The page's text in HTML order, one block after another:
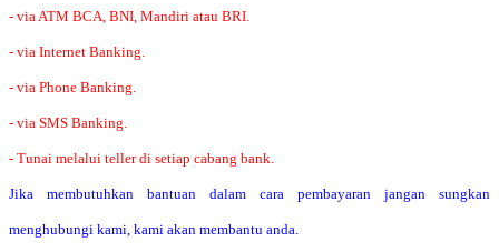
- via ATM BCA, BNI, Mandiri atau BRI.
- via Internet Banking.
- via Phone Banking.
- via SMS Banking.
- Tunai melalui teller di setiap cabang bank.
Jika membutuhkan bantuan dalam cara pembayaran jangan sungkan
menghubungi kami, kami akan membantu anda.